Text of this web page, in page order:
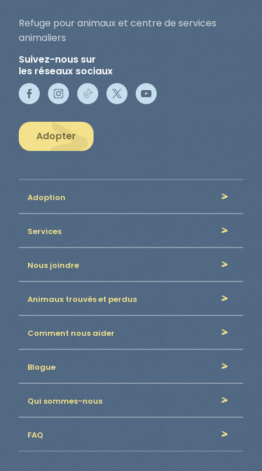
Refuge pour animaux et centre de services
animaliers
Suivez-nous sur
les réseaux sociaux
Adopter
Adoption
Services
Nous joindre
Animaux trouvés et perdus
Comment nous aider
Blogue
Qui sommes-nous
FAQ